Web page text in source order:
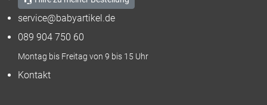
service@babyartikel.de
089 904 750 60
Montag bis Freitag von 9 bis 15 Uhr
Kontakt